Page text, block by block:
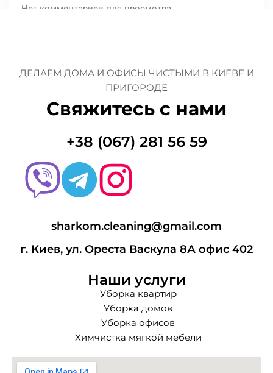
Нет комментариев для просмотра.
ДЕЛАЕМ ДОМА И ОФИСЫ ЧИСТЫМИ В КИЕВЕ И
ПРИГОРОДЕ
Свяжитесь с нами
+38 (067) 281 56 59
sharkom.cleaning@gmail.com
г. Киев, ул. Ореста Васкула 8А офис 402
Наши услуги
Уборка квартир
Уборка домов
Уборка офисов
Химчистка мягкой мебели